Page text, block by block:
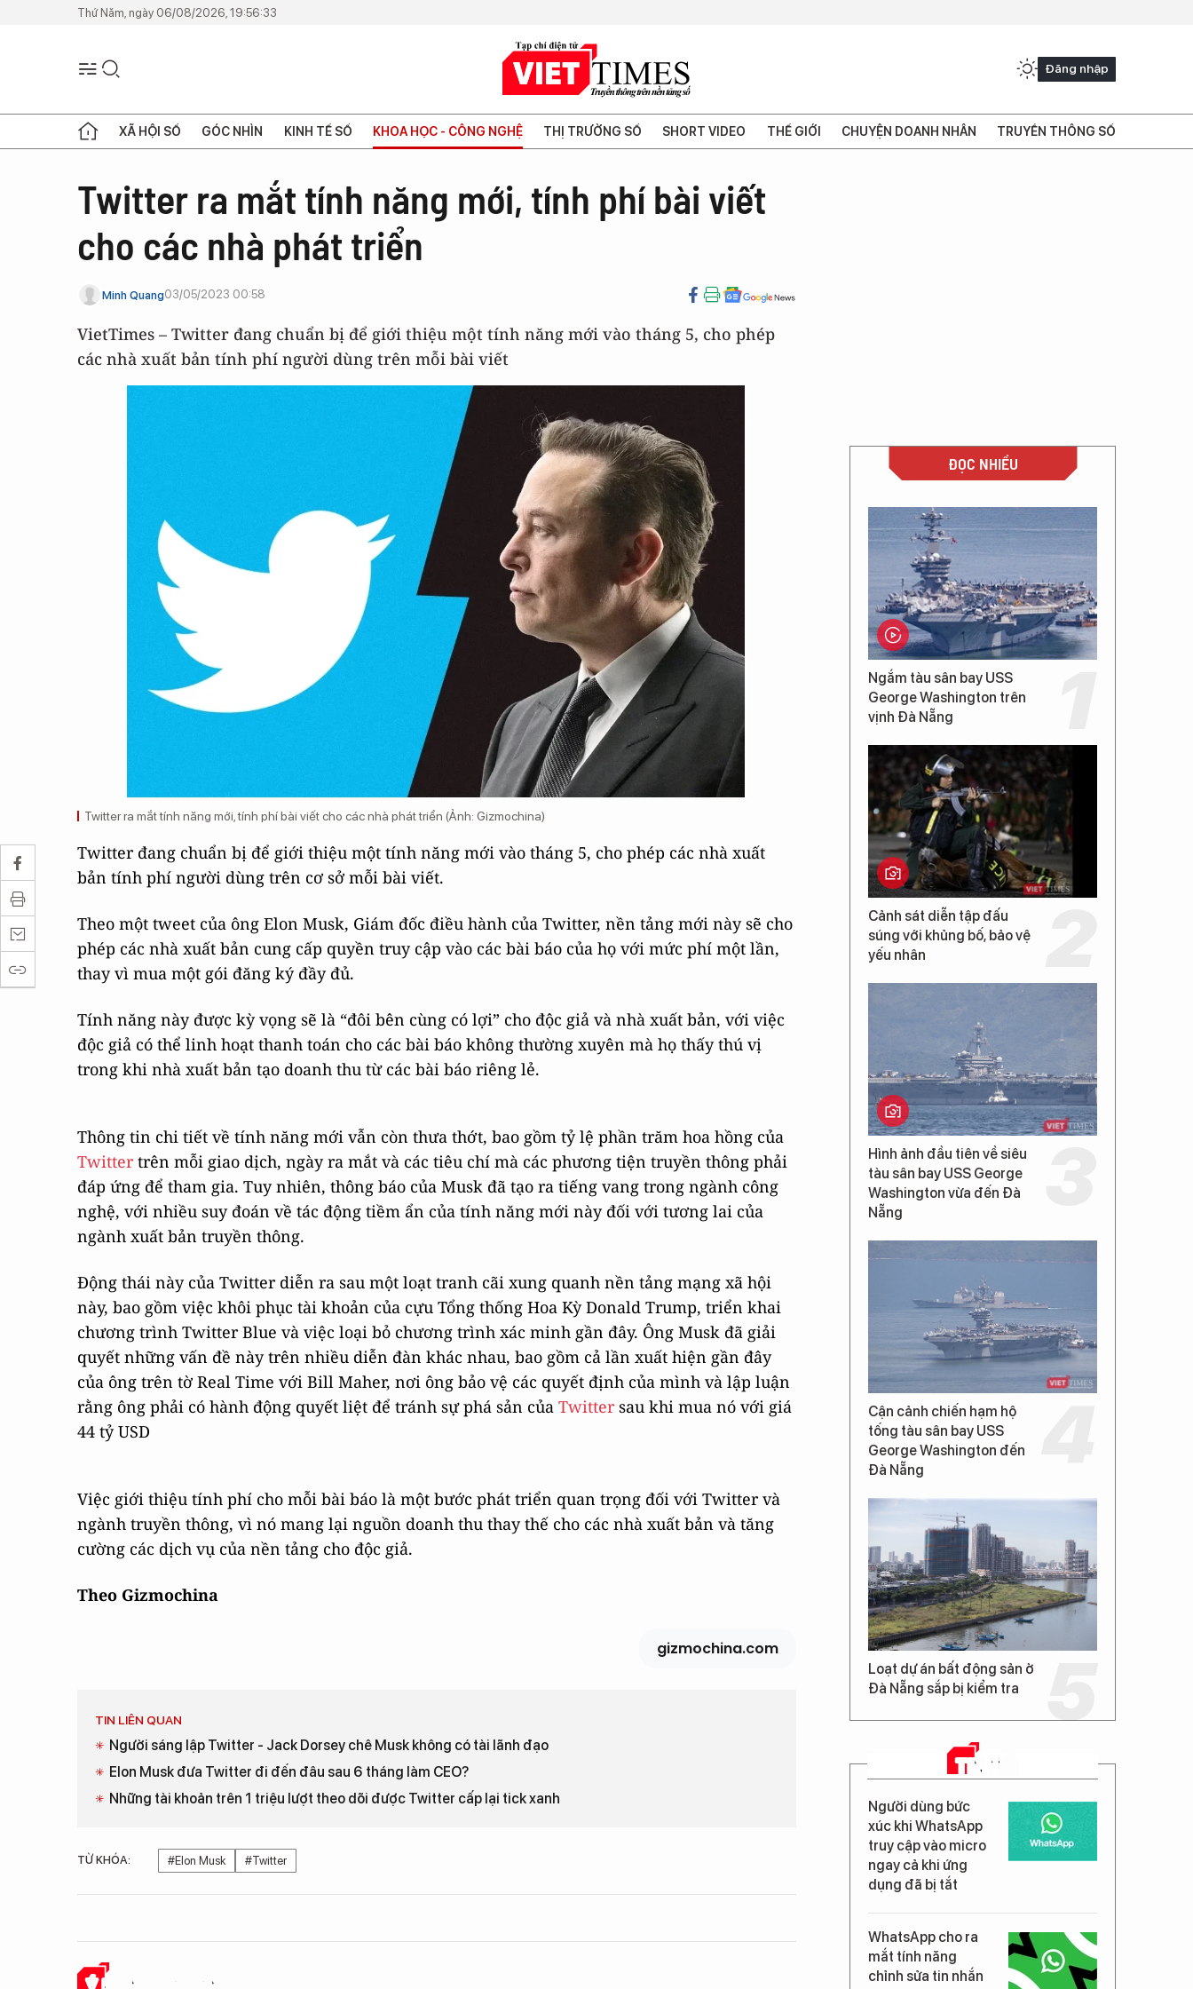
Thứ Năm, ngày 06/08/2026, 19:56:33
Đăng nhập
XÃ HỘI SỐ GÓC NHÌN KINH TẾ SỐ KHOA HỌC - CÔNG NGHỆ THỊ TRƯỜNG SỐ SHORT VIDEO THẾ GIỚI CHUYỆN DOANH NHÂN TRUYỀN THÔNG SỐ
Twitter ra mắt tính năng mới, tính phí bài viết
cho các nhà phát triển
Minh Quang03/05/2023 00:58
VietTimes – Twitter đang chuẩn bị để giới thiệu một tính năng mới vào tháng 5, cho phép
các nhà xuất bản tính phí người dùng trên mỗi bài viết
Twitter ra mắt tính năng mới, tính phí bài viết cho các nhà phát triển (Ảnh: Gizmochina)
Twitter đang chuẩn bị để giới thiệu một tính năng mới vào tháng 5, cho phép các nhà xuất
bản tính phí người dùng trên cơ sở mỗi bài viết.
Theo một tweet của ông Elon Musk, Giám đốc điều hành của Twitter, nền tảng mới này sẽ cho
phép các nhà xuất bản cung cấp quyền truy cập vào các bài báo của họ với mức phí một lần,
thay vì mua một gói đăng ký đầy đủ.
Tính năng này được kỳ vọng sẽ là “đôi bên cùng có lợi” cho độc giả và nhà xuất bản, với việc
độc giả có thể linh hoạt thanh toán cho các bài báo không thường xuyên mà họ thấy thú vị
trong khi nhà xuất bản tạo doanh thu từ các bài báo riêng lẻ.
Thông tin chi tiết về tính năng mới vẫn còn thưa thớt, bao gồm tỷ lệ phần trăm hoa hồng của
Twittertrên mỗi giao dịch, ngày ra mắt và các tiêu chí mà các phương tiện truyền thông phải
đáp ứng để tham gia. Tuy nhiên, thông báo của Musk đã tạo ra tiếng vang trong ngành công
nghệ, với nhiều suy đoán về tác động tiềm ẩn của tính năng mới này đối với tương lai của
ngành xuất bản truyền thông.
Động thái này của Twitter diễn ra sau một loạt tranh cãi xung quanh nền tảng mạng xã hội
này, bao gồm việc khôi phục tài khoản của cựu Tổng thống Hoa Kỳ Donald Trump, triển khai
chương trình Twitter Blue và việc loại bỏ chương trình xác minh gần đây. Ông Musk đã giải
quyết những vấn đề này trên nhiều diễn đàn khác nhau, bao gồm cả lần xuất hiện gần đây
của ông trên tờ Real Time với Bill Maher, nơi ông bảo vệ các quyết định của mình và lập luận
rằng ông phải có hành động quyết liệt để tránh sự phá sản của Twittersau khi mua nó với giá
44 tỷ USD
Việc giới thiệu tính phí cho mỗi bài báo là một bước phát triển quan trọng đối với Twitter và
ngành truyền thông, vì nó mang lại nguồn doanh thu thay thế cho các nhà xuất bản và tăng
cường các dịch vụ của nền tảng cho độc giả.
Theo Gizmochina
gizmochina.com
TIN LIÊN QUAN
Người sáng lập Twitter - Jack Dorsey chê Musk không có tài lãnh đạo
Elon Musk đưa Twitter đi đến đâu sau 6 tháng làm CEO?
Những tài khoản trên 1 triệu lượt theo dõi được Twitter cấp lại tick xanh
TỪ KHÓA: #Elon Musk #Twitter
ĐỌC NHIỀU
Ngắm tàu sân bay USS
George Washington trên
vịnh Đà Nẵng
Cảnh sát diễn tập đấu
súng với khủng bố, bảo vệ
yếu nhân
Hình ảnh đầu tiên về siêu
tàu sân bay USS George
Washington vừa đến Đà
Nẵng
Cận cảnh chiến hạm hộ
tống tàu sân bay USS
George Washington đến
Đà Nẵng
Loạt dự án bất động sản ở
Đà Nẵng sắp bị kiểm tra
TIN MỚI
Người dùng bức
xúc khi WhatsApp
truy cập vào micro
ngay cả khi ứng
dụng đã bị tắt
WhatsApp cho ra
mắt tính năng
chỉnh sửa tin nhắn